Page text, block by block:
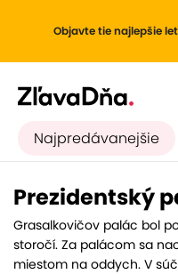
Objavte tie najlepšie
Najpredávanejšie
Prezidentský
Grasalkovičov palác bol
storočí. Za palácom sa
miestom na oddych. V